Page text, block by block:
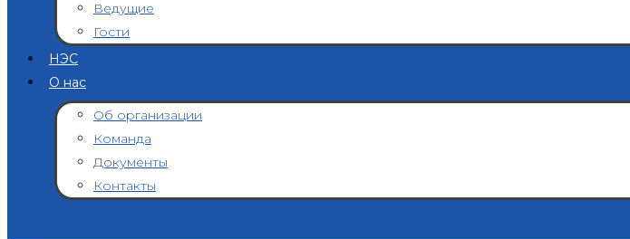
Ведущие
Гости
НЭС
О нас
Об организации
Команда
Документы
Контакты